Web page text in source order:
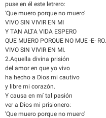
puse en él este letrero:
'Que muero porque no muero'
VIVO SIN VIVIR EN MI
Y TAN ALTA VIDA ESPERO
QUE MUERO PORQUE NO MUE -E- RO.
VIVO SIN VIVIR EN MI.
2.Aquella divina prisión
del amor en que yo vivo
ha hecho a Dios mi cautivo
y libre mi corazón.
Y causa en mí tal pasión
ver a Dios mi prisionero:
'Que muero porque no muero'